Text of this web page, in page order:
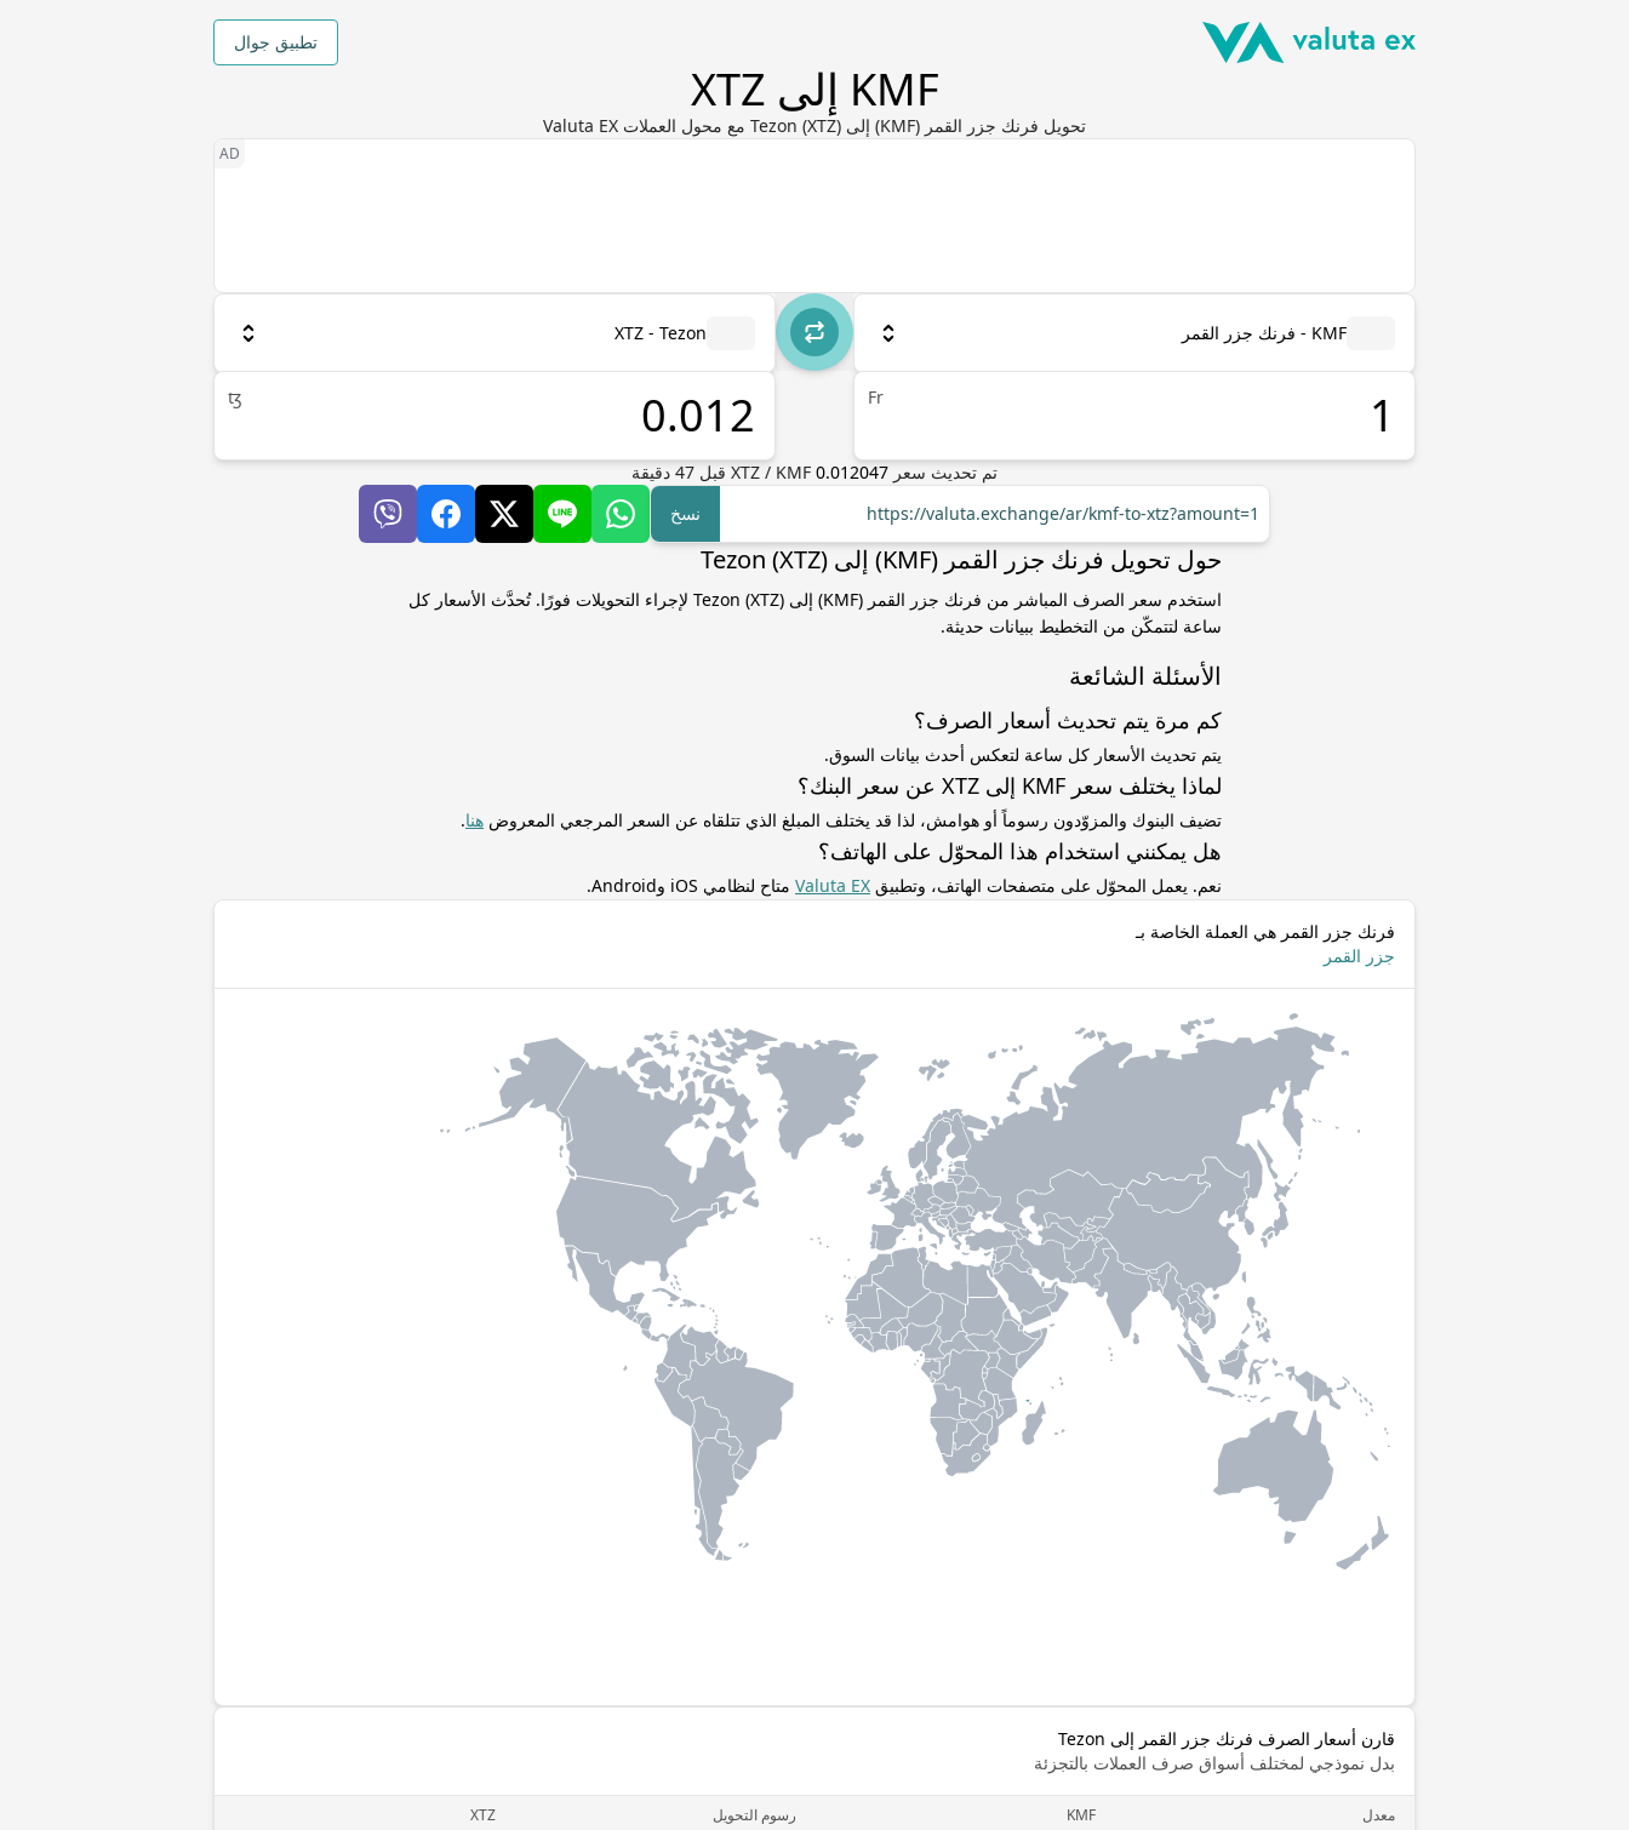
تطبيق جوال
KMF إلى XTZ
تحويل فرنك جزر القمر (KMF) إلى Tezon (XTZ) مع محول العملات Valuta EX
KMF - فرنك جزر القمر
Fr
XTZ - Tezon
ꜩ
تم تحديث سعر XTZ / KMF 0.012047 قبل 47 دقيقة
https://valuta.exchange/ar/kmf-to-xtz?amount=1
نسخ
حول تحويل فرنك جزر القمر (KMF) إلى Tezon (XTZ)
استخدم سعر الصرف المباشر من فرنك جزر القمر (KMF) إلى Tezon (XTZ) لإجراء التحويلات فورًا. تُحدَّث الأسعار كل
ساعة لتتمكّن من التخطيط ببيانات حديثة.
الأسئلة الشائعة
كم مرة يتم تحديث أسعار الصرف؟
يتم تحديث الأسعار كل ساعة لتعكس أحدث بيانات السوق.
لماذا يختلف سعر KMF إلى XTZ عن سعر البنك؟
تضيف البنوك والمزوّدون رسوماً أو هوامش، لذا قد يختلف المبلغ الذي تتلقاه عن السعر المرجعي المعروض هنا.
هل يمكنني استخدام هذا المحوّل على الهاتف؟
نعم. يعمل المحوّل على متصفحات الهاتف، وتطبيق Valuta EX متاح لنظامي iOS وAndroid.
فرنك جزر القمر هي العملة الخاصة بـ
جزر القمر
قارن أسعار الصرف فرنك جزر القمر إلى Tezon
بدل نموذجي لمختلف أسواق صرف العملات بالتجزئة
معدل KMF رسوم التحويل XTZ